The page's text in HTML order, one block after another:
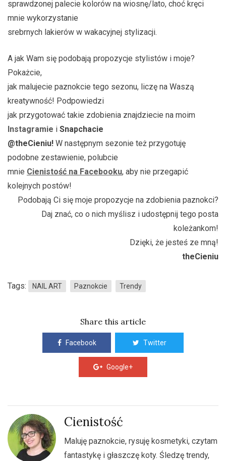
sprawdzonej palecie kolorów na wiosnę/lato, choć kręci
mnie wykorzystanie
srebrnych lakierów w wakacyjnej stylizacji.
A jak Wam się podobają propozycje stylistów i moje?
Pokażcie,
jak malujecie paznokcie tego sezonu, liczę na Waszą
kreatywność! Podpowiedzi
jak przygotować takie zdobienia znajdziecie na moim
Instagramie i Snapchacie
@theCieniu! W następnym sezonie też przygotuję
podobne zestawienie, polubcie
mnie Cienistość na Facebooku, aby nie przegapić
kolejnych postów!
Podobają Ci się moje propozycje na zdobienia paznokci?
Daj znać, co o nich myślisz i udostępnij tego posta
koleżankom!
Dzięki, że jesteś ze mną!
theCieniu
Tags: NAIL ART Paznokcie Trendy
Share this article
Facebook Twitter
Google+
Cienistość
Maluję paznokcie, rysuję kosmetyki, czytam
fantastykę i głaszczę koty. Śledzę trendy,